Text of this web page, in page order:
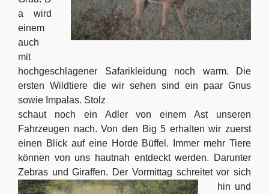
a wird
einem
auch
mit
hochgeschlagener Safarikleidung noch warm. Die
ersten Wildtiere die wir sehen sind ein paar Gnus
sowie Impalas. Stolz
schaut noch ein Adler von einem Ast unseren
Fahrzeugen nach. Von den Big 5 erhalten wir zuerst
einen Blick auf eine Horde Büffel. Immer mehr Tiere
können von uns hautnah entdeckt werden. Darunter
Zebras undGiraffen. Der Vormittag schreitet vor sich
hin und